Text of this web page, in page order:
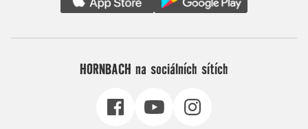
HORNBACH na sociálních sítích